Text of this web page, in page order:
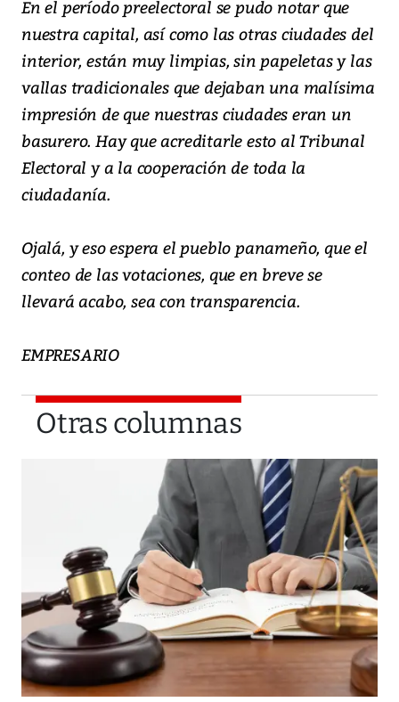
En el período preelectoral se pudo notar que
nuestra capital, así como las otras ciudades del
interior, están muy limpias, sin papeletas y las
vallas tradicionales que dejaban una malísima
impresión de que nuestras ciudades eran un
basurero. Hay que acreditarle esto al Tribunal
Electoral y a la cooperación de toda la
ciudadanía.
Ojalá, y eso espera el pueblo panameño, que el
conteo de las votaciones, que en breve se
llevará acabo, sea con transparencia.
EMPRESARIO
Otras columnas